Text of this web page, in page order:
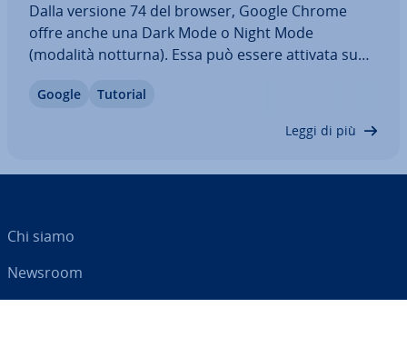
Dalla versione 74 del browser, Google Chrome
offre anche una Dark Mode o Night Mode
(modalità notturna). Essa può essere attivata su
su tutti i computer con Windows o macOS, nonché
Google Tutorial
Leggi di più
Chi siamo
Newsroom